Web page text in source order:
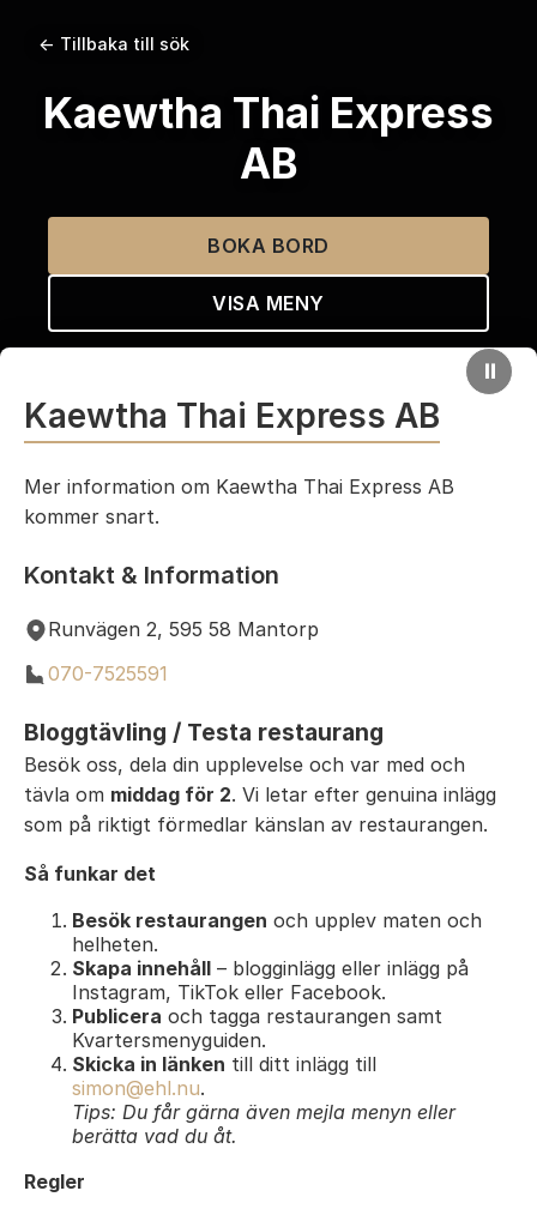
← Tillbaka till sök
Kaewtha Thai Express
AB
BOKA BORD
VISA MENY
⏸
Kaewtha Thai Express AB
Mer information om Kaewtha Thai Express AB
kommer snart.
Kontakt & Information
Runvägen 2, 595 58 Mantorp
070-7525591
Bloggtävling / Testa restaurang
Besök oss, dela din upplevelse och var med och
tävla om middag för 2. Vi letar efter genuina inlägg
som på riktigt förmedlar känslan av restaurangen.
Så funkar det
Besök restaurangen och upplev maten och
helheten.
Skapa innehåll – blogginlägg eller inlägg på
Instagram, TikTok eller Facebook.
Publicera och tagga restaurangen samt
Kvartersmenyguiden.
Skicka in länken till ditt inlägg till
simon@ehl.nu.
Tips: Du får gärna även mejla menyn eller
berätta vad du åt.
Regler